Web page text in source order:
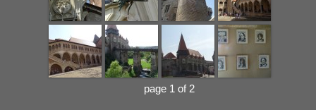
page 1 of 2